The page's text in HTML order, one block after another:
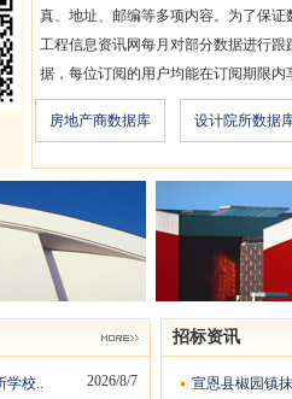
真、地址、邮编等多项内容。为了保
工程信息资讯网每月对部分数据进行
据，每位订阅的用户均能在订阅期限内
房地产商数据库 设计院所数据
学校..
2026/8/7
招标资讯
宣恩县椒园镇